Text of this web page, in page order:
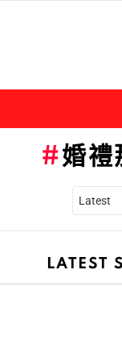
婚禮
LATEST